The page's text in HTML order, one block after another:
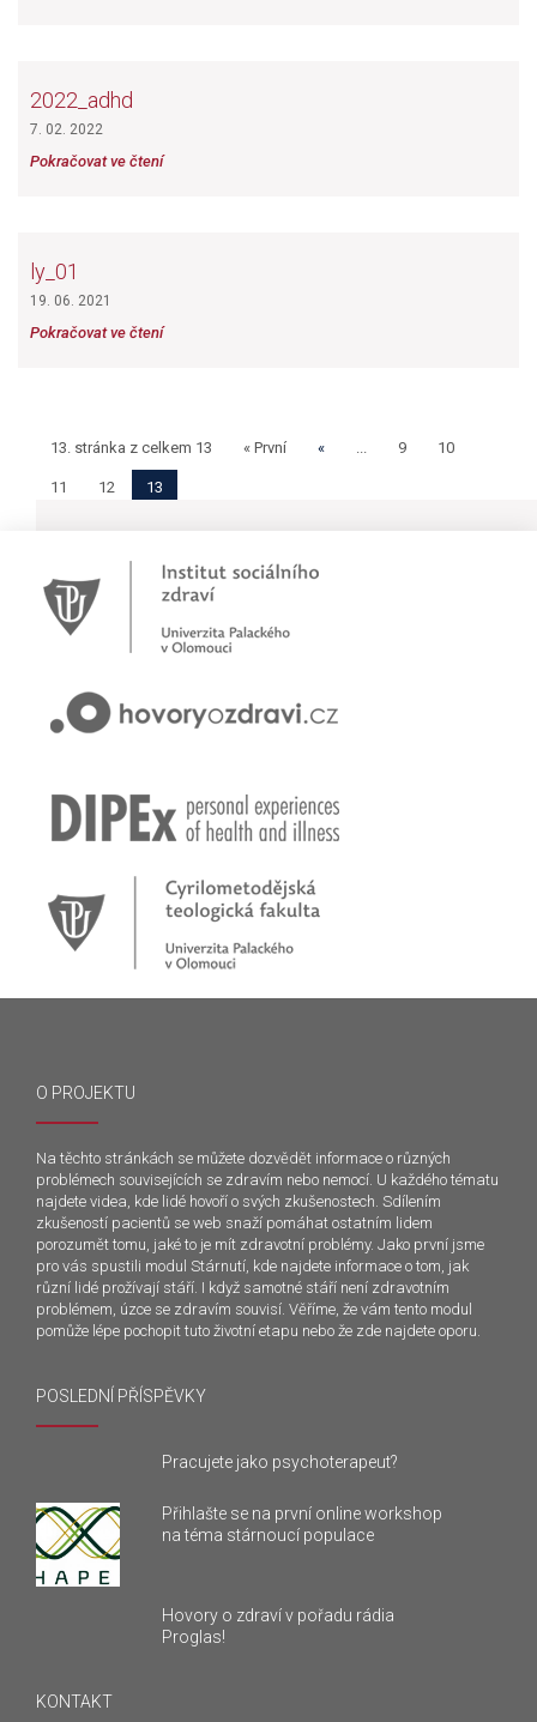
2022_adhd
7. 02. 2022
Pokračovat ve čtení
ly_01
19. 06. 2021
Pokračovat ve čtení
13. stránka z celkem 13 « První « ... 9 10
11 12 13
Novinky
Přihlašte se na první online workshop na téma stárnoucí
populace
Zkušenosti rodičů dětí s epilepsií
Začínáme nové téma! Sluchová vada u dětí
O PROJEKTU
Na těchto stránkách se můžete dozvědět informace o různých
problémech souvisejících se zdravím nebo nemocí. U každého tématu
najdete videa, kde lidé hovoří o svých zkušenostech. Sdílením
zkušeností pacientů se web snaží pomáhat ostatním lidem
porozumět tomu, jaké to je mít zdravotní problémy. Jako první jsme
pro vás spustili modul Stárnutí, kde najdete informace o tom, jak
různí lidé prožívají stáří. I když samotné stáří není zdravotním
problémem, úzce se zdravím souvisí. Věříme, že vám tento modul
pomůže lépe pochopit tuto životní etapu nebo že zde najdete oporu.
POSLEDNÍ PŘÍSPĚVKY
Pracujete jako psychoterapeut?
Přihlašte se na první online workshop
na téma stárnoucí populace
Hovory o zdraví v pořadu rádia
Proglas!
KONTAKT